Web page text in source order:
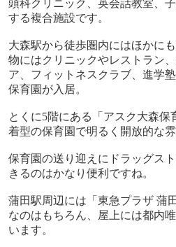
頭科クリニック、英会話教室、
する複合施設です。
大森駅から徒歩圏内にはほかにも
物にはクリニックやレストラン
ア、フィットネスクラブ、進学
保育園が入居。
とくに5階にある「アスク大森保
着型の保育園で明るく開放的な雰
保育園の送り迎えにドラッグス
きるのはかなり便利ですね。
蒲田駅周辺には「東急プラザ 蒲
なのはもちろん、屋上には都内
います。